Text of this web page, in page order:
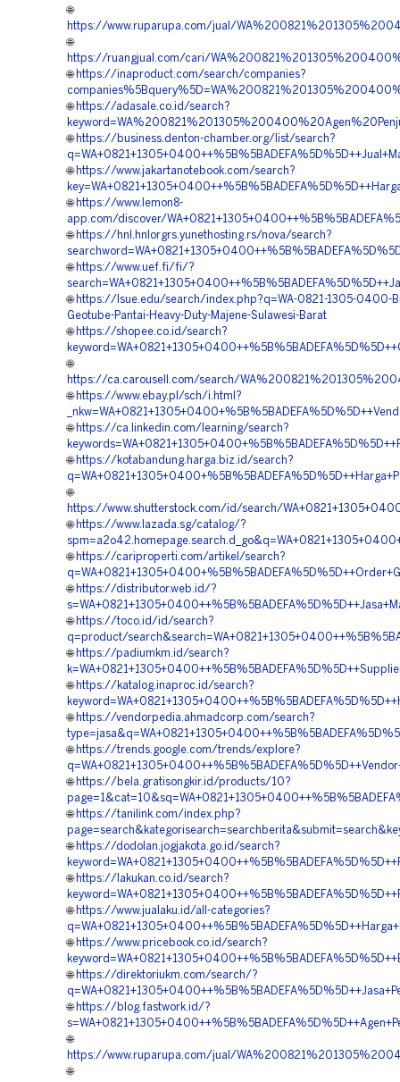
🌐
https://www.ruparupa.com/jual/
🌐
https://ruangjual.com/cari/
🌐 https://inaproduct.com/search/companies?
🌐 https://adasale.co.id/search?
🌐 https://business.denton-chamber.org/list/search?
🌐 https://www.jakartanotebook.com/search?
🌐 https://www.lemon8-
app.com/discover/
🌐 https://hnl.hnlorgrs.yunethosting.rs/nova/search?
🌐 https://www.uef.fi/fi/?
🌐 https://lsue.edu/search/index.php?q=WA-0821-1305-0400-
Geotube-Pantai-Heavy-Duty-Majene-Sulawesi-Barat
🌐 https://shopee.co.id/search?
🌐
https://ca.carousell.com/search/
🌐 https://www.ebay.pl/sch/i.html?
🌐 https://ca.linkedin.com/learning/search?
🌐 https://kotabandung.harga.biz.id/search?
🌐
https://www.shutterstock.com/id/search/
🌐 https://www.lazada.sg/catalog/?
🌐 https://cariproperti.com/artikel/search?
🌐 https://distributor.web.id/?
🌐 https://toco.id/id/search?
q=product/
🌐 https://padiumkm.id/search?
🌐 https://katalog.inaproc.id/search?
🌐 https://vendorpedia.ahmadcorp.com/search?
🌐 https://trends.google.com/trends/explore?
🌐 https://bela.gratisongkir.id/products/10?
🌐 https://tanilink.com/index.php?
🌐 https://dodolan.jogjakota.go.id/search?
🌐 https://lakukan.co.id/search?
🌐 https://www.jualaku.id/all-categories?
🌐 https://www.pricebook.co.id/search?
🌐 https://direktoriukm.com/search/?
🌐 https://blog.fastwork.id/?
🌐
https://www.ruparupa.com/jual/
🌐